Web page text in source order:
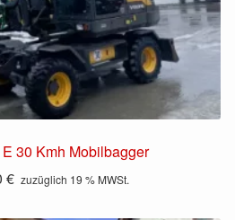
30 Kmh Mobilbagger
€ zuzüglich 19 % MWSt.